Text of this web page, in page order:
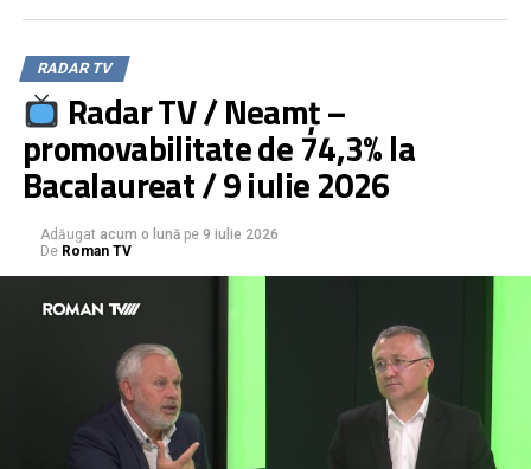
desfășurare
RADAR TV
Radar TV / Neamț –
promovabilitate de 74,3% la
Bacalaureat / 9 iulie 2026
Adăugat acum o lună pe 9 iulie 2026
De Roman TV